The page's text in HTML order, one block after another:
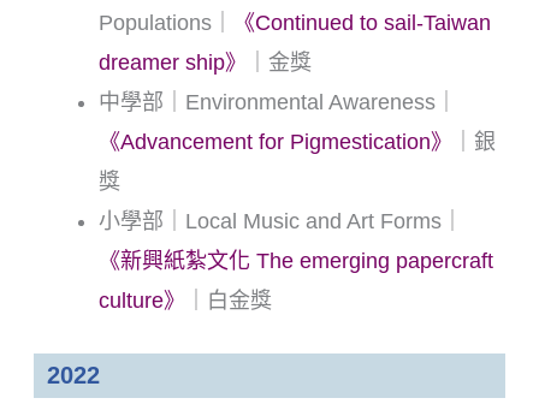
Populations｜
《Continued to sail-Taiwan
dreamer ship》
｜金獎
中學部｜Environmental Awareness｜
《Advancement for Pigmestication》
｜銀
獎
小學部｜Local Music and Art Forms｜
《新興紙紮文化 The emerging papercraft
culture》
｜白金獎
2022